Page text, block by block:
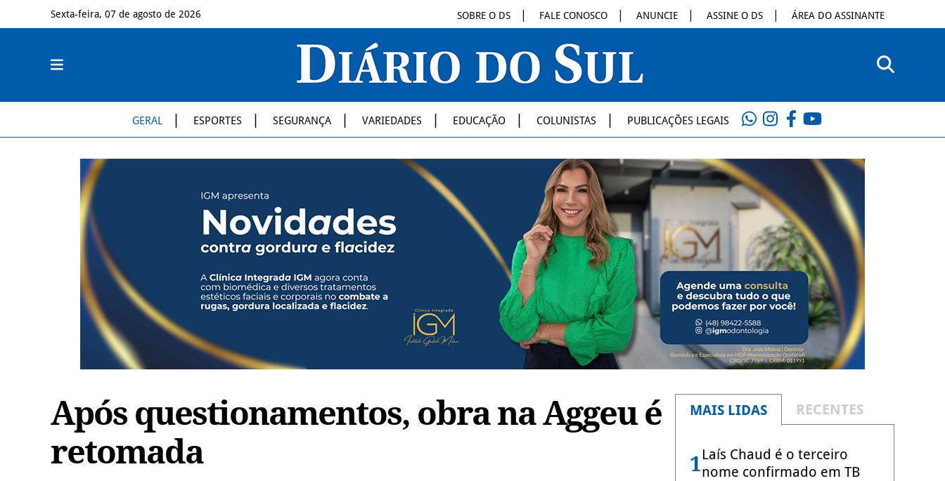
Sexta-feira, 07 de agosto de 2026 SOBRE O DS FALE CONOSCO ANUNCIE ASSINE O DS ÁREA DO ASSINANTE
GERAL ESPORTES SEGURANÇA VARIEDADES EDUCAÇÃO COLUNISTAS PUBLICAÇÕES LEGAIS
Após questionamentos, obra na Aggeu é
retomada
MAIS LIDAS RECENTES
1Laís Chaud é o terceiro
nome confirmado em TB